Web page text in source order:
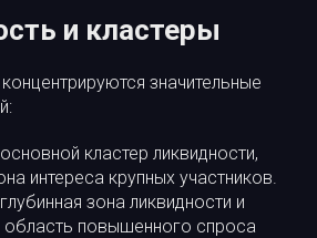
и кластеры
значительные
кластер ликвидности,
интереса крупных участников.
зона ликвидности и
область повышенного спроса